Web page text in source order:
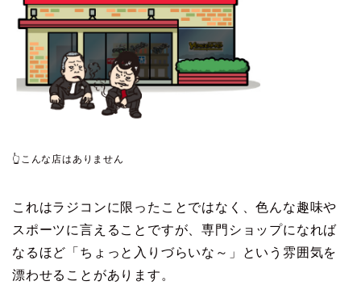
👆こんな店はありません
これはラジコンに限ったことではなく、色んな趣味や
スポーツに言えることですが、専門ショップになれば
なるほど「ちょっと入りづらいな～」という雰囲気を
漂わせることがあります。